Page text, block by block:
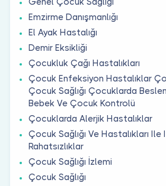
Emzirme Danışmanlığı
El Ayak Hastalığı
Demir Eksikliği
Çocukluk Çağı Hastalıkları
Çocuk Enfeksiyon Hastalıklar
Çocuk Sağlığı Çocuklarda
Bebek Ve Çocuk Kontrolü
Çocuklarda Alerjik Hastalıklar
Çocuk Sağlığı Ve Hastalıkları Ile
Rahatsızlıklar
Çocuk Sağlığı İzlemi
Çocuk Sağlığı